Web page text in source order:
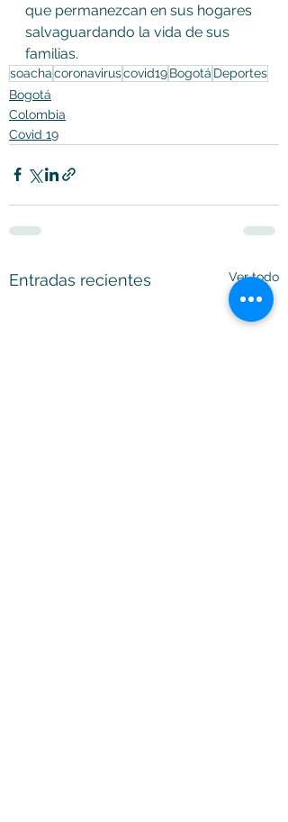
que permanezcan en sus hogares
salvaguardando la vida de sus
familias.
soachacoronaviruscovid19Bogotá Deportes
Bogotá
Colombia
Covid 19
Entradas recientes Ver todo